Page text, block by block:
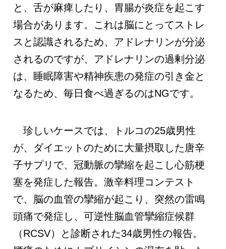
と、舌が麻痺したり、胃腸が炎症を起こす
場合があります。これは脳にとってストレ
スと認識されるため、アドレナリンが分泌
されるのですが、アドレナリンの過剰分泌
は、睡眠障害や精神疾患の発症の引き金と
なるため、毎日食べ過ぎるのはNGです。
珍しいケースでは、トルコの25歳男性
が、ダイエットのために大量摂取した唐辛
子サプリで、冠動脈の攣縮を起こし心筋梗
塞を発症した報告。激辛料理コンテスト
で、脳の血管の攣縮が起こり、突然の雷鳴
頭痛で発症し、可逆性脳血管攣縮症候群
（RCSV）と診断された34歳男性の報告。